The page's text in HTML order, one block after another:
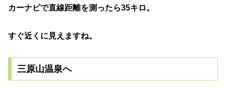
カーナビで直線距離を測ったら35キロ。
すぐ近くに見えますね。
三原山温泉へ